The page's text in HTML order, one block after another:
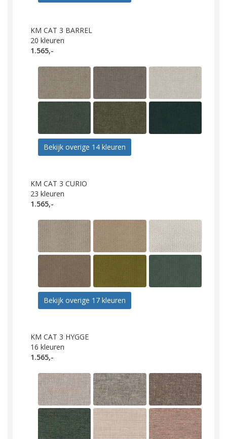
KM CAT 3 BARREL
20 kleuren
1.565,-
Bekijk overige 14 kleuren
KM CAT 3 CURIO
23 kleuren
1.565,-
Bekijk overige 17 kleuren
KM CAT 3 HYGGE
16 kleuren
1.565,-